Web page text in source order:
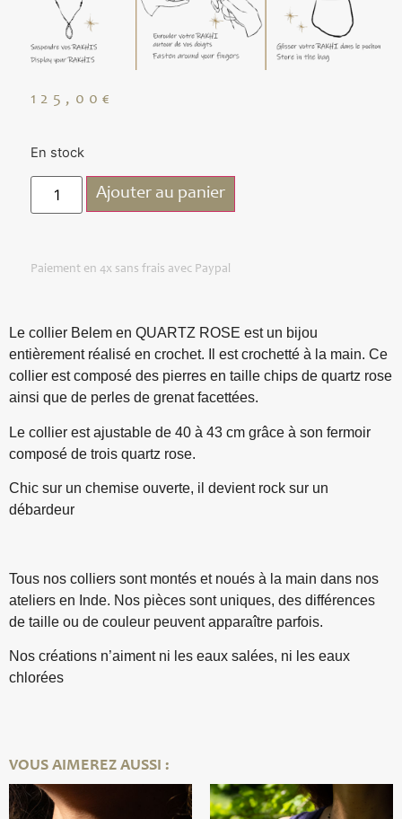
125,00€
En stock
Ajouter au panier
Paiement en 4x sans frais avec Paypal
Le collier Belem en QUARTZ ROSE est un bijou
entièrement réalisé en crochet. Il est crochetté à la main. Ce
collier est composé des pierres en taille chips de quartz rose
ainsi que de perles de grenat facettées.
Le collier est ajustable de 40 à 43 cm grâce à son fermoir
composé de trois quartz rose.
Chic sur un chemise ouverte, il devient rock sur un
débardeur
Tous nos colliers sont montés et noués à la main dans nos
ateliers en Inde. Nos pièces sont uniques, des différences
de taille ou de couleur peuvent apparaître parfois.
Nos créations n’aiment ni les eaux salées, ni les eaux
chlorées
VOUS AIMEREZ AUSSI :